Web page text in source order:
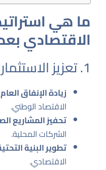
ما هي
الاقتصادي
1. تعزيز الاستثمارات الحكومية
زيادة الإنفاق العام
الاقتصاد الوطني.
تحفيز المشاريع
الشركات المحلية.
تطوير البنية
الاقتصادي.